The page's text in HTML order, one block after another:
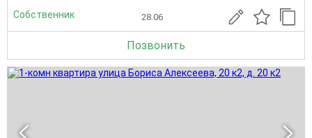
Собственник 28.06
Позвонить